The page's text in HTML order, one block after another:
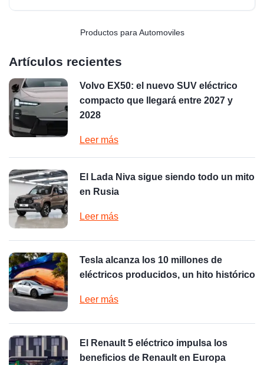
Productos para Automoviles
Artículos recientes
Volvo EX50: el nuevo SUV eléctrico
compacto que llegará entre 2027 y
2028
Leer más
El Lada Niva sigue siendo todo un mito
en Rusia
Leer más
Tesla alcanza los 10 millones de
eléctricos producidos, un hito histórico
Leer más
El Renault 5 eléctrico impulsa los
beneficios de Renault en Europa